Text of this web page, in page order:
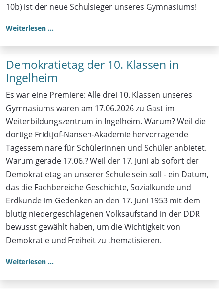
10b) ist der neue Schulsieger unseres Gymnasiums!
Weiterlesen …
Demokratietag der 10. Klassen in
Ingelheim
Es war eine Premiere: Alle drei 10. Klassen unseres
Gymnasiums waren am 17.06.2026 zu Gast im
Weiterbildungszentrum in Ingelheim. Warum? Weil die
dortige Fridtjof-Nansen-Akademie hervorragende
Tagesseminare für Schülerinnen und Schüler anbietet.
Warum gerade 17.06.? Weil der 17. Juni ab sofort der
Demokratietag an unserer Schule sein soll - ein Datum,
das die Fachbereiche Geschichte, Sozialkunde und
Erdkunde im Gedenken an den 17. Juni 1953 mit dem
blutig niedergeschlagenen Volksaufstand in der DDR
bewusst gewählt haben, um die Wichtigkeit von
Demokratie und Freiheit zu thematisieren.
Weiterlesen …